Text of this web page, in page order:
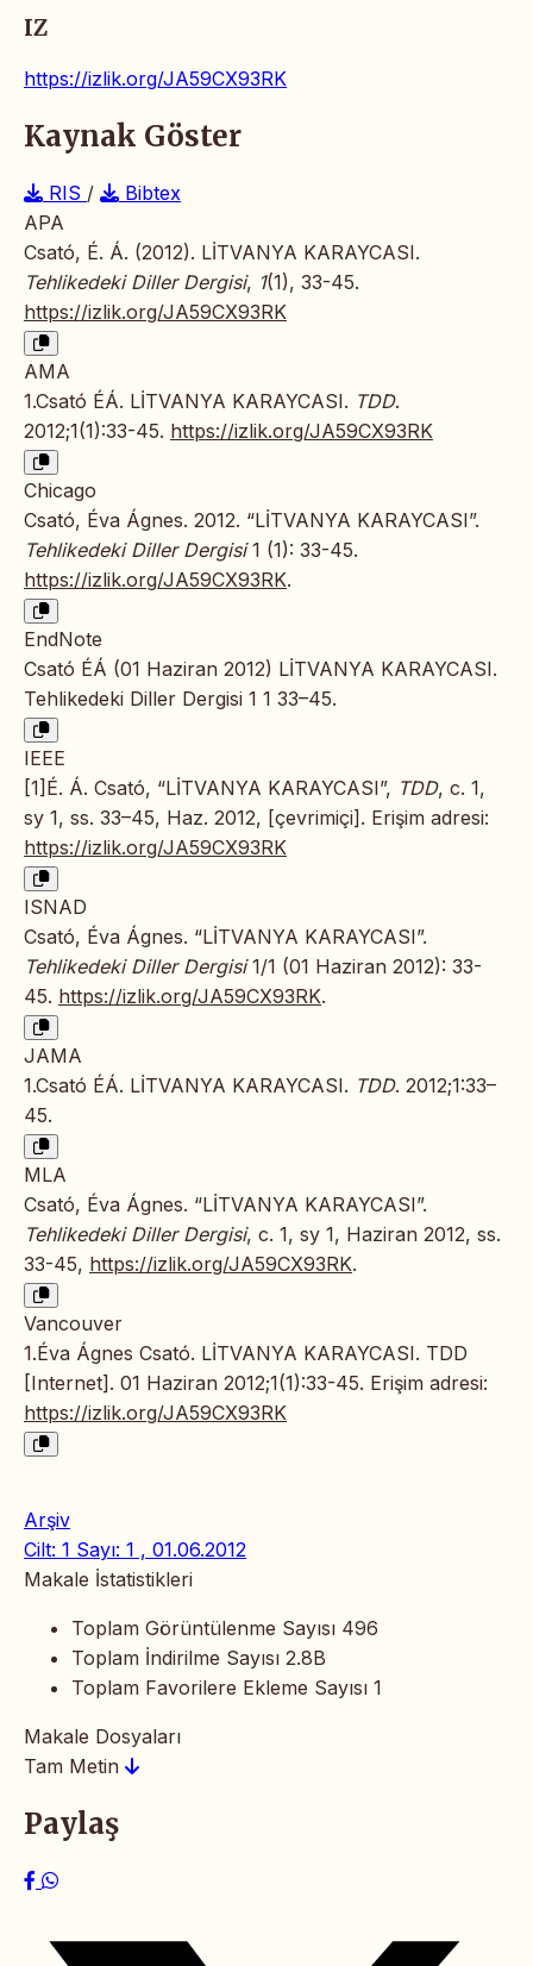
IZ
https://izlik.org/JA59CX93RK
Kaynak Göster
RIS /
Bibtex
APA
Csató, É. Á. (2012). LİTVANYA KARAYCASI.
Tehlikedeki Diller Dergisi, 1(1), 33-45.
https://izlik.org/JA59CX93RK
AMA
1.Csató ÉÁ. LİTVANYA KARAYCASI. TDD.
2012;1(1):33-45. https://izlik.org/JA59CX93RK
Chicago
Csató, Éva Ágnes. 2012. “LİTVANYA KARAYCASI”.
Tehlikedeki Diller Dergisi1 (1): 33-45.
https://izlik.org/JA59CX93RK.
EndNote
Csató ÉÁ (01 Haziran 2012) LİTVANYA KARAYCASI.
Tehlikedeki Diller Dergisi 1 1 33–45.
IEEE
[1]É. Á. Csató, “LİTVANYA KARAYCASI”, TDD, c. 1,
sy 1, ss. 33–45, Haz. 2012, [çevrimiçi]. Erişim adresi:
https://izlik.org/JA59CX93RK
ISNAD
Csató, Éva Ágnes. “LİTVANYA KARAYCASI”.
Tehlikedeki Diller Dergisi1/1 (01 Haziran 2012): 33-
45. https://izlik.org/JA59CX93RK.
JAMA
1.Csató ÉÁ. LİTVANYA KARAYCASI. TDD. 2012;1:33–
45.
MLA
Csató, Éva Ágnes. “LİTVANYA KARAYCASI”.
Tehlikedeki Diller Dergisi, c. 1, sy 1, Haziran 2012, ss.
33-45, https://izlik.org/JA59CX93RK.
Vancouver
1.Éva Ágnes Csató. LİTVANYA KARAYCASI. TDD
[Internet]. 01 Haziran 2012;1(1):33-45. Erişim adresi:
https://izlik.org/JA59CX93RK
Arşiv
Cilt: 1 Sayı: 1 , 01.06.2012
Makale İstatistikleri
Toplam Görüntülenme Sayısı 496
Toplam İndirilme Sayısı 2.8B
Toplam Favorilere Ekleme Sayısı 1
Makale Dosyaları
Tam Metin
Paylaş